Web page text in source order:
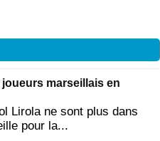
marseillais en
Lirola ne sont plus dans
pour la...